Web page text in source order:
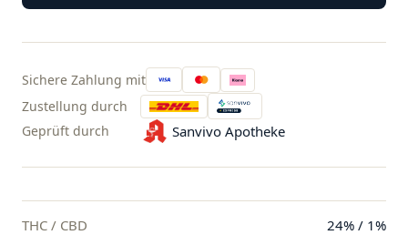
Sichere Zahlung mit
Zustellung durch
Geprüft durch
Sanvivo Apotheke
THC / CBD 24% / 1%